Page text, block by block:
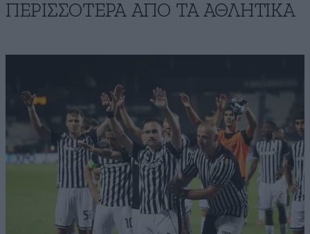
ΠΕΡΙΣΣΟΤΕΡΑ ΑΠΟ ΤA ΑΘΛΗΤΙΚΑ